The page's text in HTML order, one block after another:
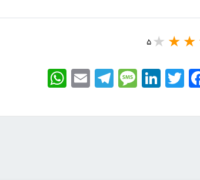
5
WhatsApp EmailTelegramMessageLinkedIn Twitter